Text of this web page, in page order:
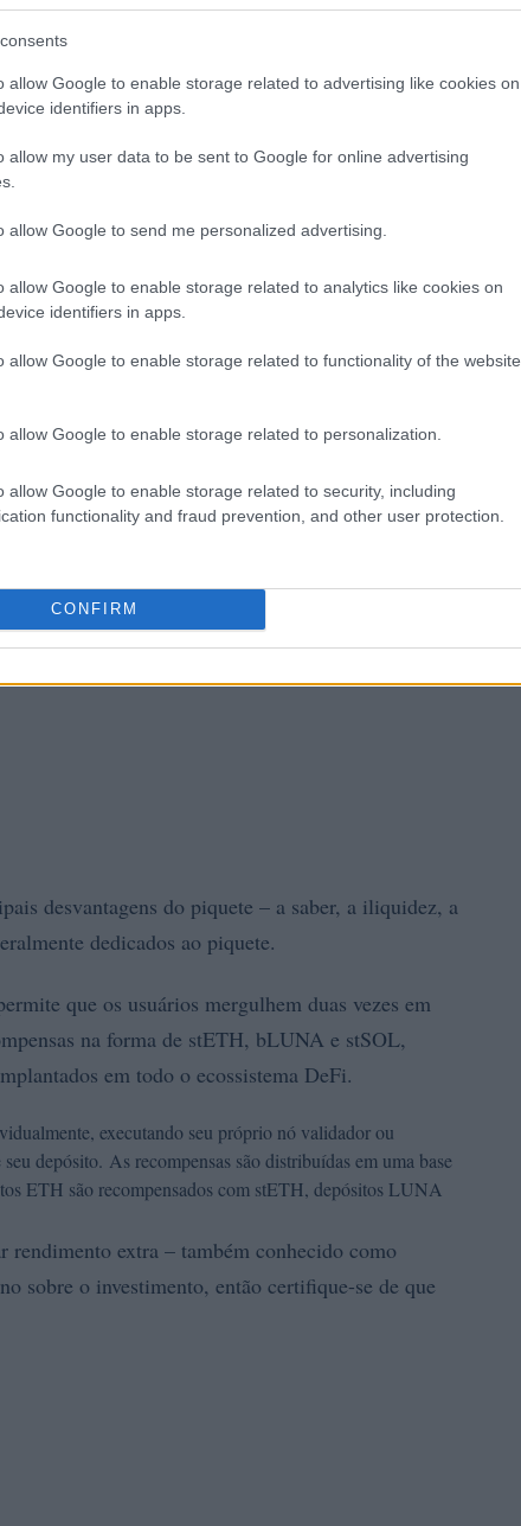
allow Google to enable storage related to advertising like cookies on
identifiers in apps.
allow my user data to be sent to Google for online advertising
allow Google to send me personalized advertising.
allow Google to enable storage related to analytics like cookies on
identifiers in apps.
allow Google to enable storage related to functionality of the website
allow Google to enable storage related to personalization.
allow Google to enable storage related to security, including
functionality and fraud prevention, and other user protection.
CONFIRM
arduamente para expandir o protocolo. Eles já
nos últimos meses na forma de LUNA e SOL
líquido baseada em Ethereum, com
blockchain.” Ele permite que os usuários
ou SOL.
dupla imersão?
desvantagens do piquete – a saber, a iliquidez, a
dedicados ao piquete.
que os usuários mergulhem duas vezes em
na forma de stETH, bLUNA e stSOL,
em todo o ecossistema DeFi.
executando seu próprio nó validador ou
depósito. As recompensas são distribuídas em uma base
ETH são recompensados ​​com stETH, depósitos LUNA
rendimento extra – também conhecido como
sobre o investimento, então certifique-se de que